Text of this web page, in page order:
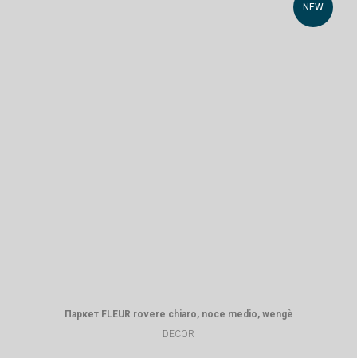
NEW
Паркет FLEUR rovere chiaro, noce medio, wengè
DECOR